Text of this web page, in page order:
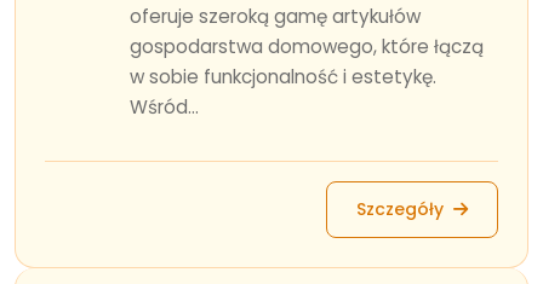
oferuje szeroką gamę artykułów
gospodarstwa domowego, które łączą
w sobie funkcjonalność i estetykę.
Wśród...
Szczegóły